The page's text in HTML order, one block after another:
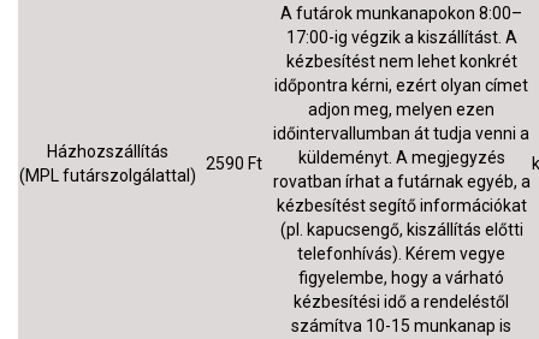
Házhozszállítás
(MPL futárszolgálattal)
2590 Ft
A futárok munkanapokon 8:00–
17:00-ig végzik a kiszállítást. A
kézbesítést nem lehet konkrét
időpontra kérni, ezért olyan címet
adjon meg, melyen ezen
időintervallumban át tudja venni a
küldeményt. A megjegyzés
rovatban írhat a futárnak egyéb, a
kézbesítést segítő információkat
(pl. kapucsengő, kiszállítás előtti
telefonhívás). Kérem vegye
figyelembe, hogy a várható
kézbesítési idő a rendeléstől
számítva 10-15 munkanap is